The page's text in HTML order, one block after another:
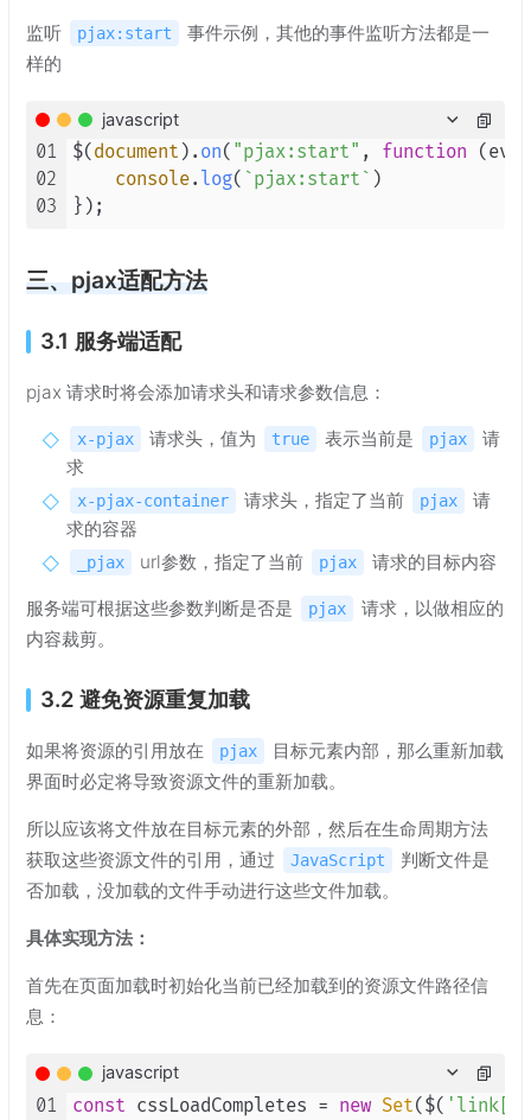
监听 pjax:start
事件示例，其他的事件监听方法都是一
样的
javascript
01
02
03
$( document ). on( "pjax:start" , function (
console. log( `pjax:start` )
三、pjax适配方法
3.1 服务端适配
pjax 请求时将会添加请求头和请求参数信息：
x-pjax 请求头，值为 true 表示当前是 pjax
请
求
x-pjax-container 请求头，指定了当前 pjax
请
求的容器
_pjax url参数，指定了当前 pjax 请求的目标内容
服务端可根据这些参数判断是否是 pjax
请求，以做相应的
内容裁剪。
3.2 避免资源重复加载
如果将资源的引用放在 pjax
目标元素内部，那么重新加载
界面时必定将导致资源文件的重新加载。
所以应该将文件放在目标元素的外部，然后在生命周期方法
获取这些资源文件的引用，通过
JavaScript
判断文件是
否加载，没加载的文件手动进行这些文件加载。
具体实现方法：
首先在页面加载时初始化当前已经加载到的资源文件路径信
息：
javascript
01 const cssLoadCompletes = new Set($(